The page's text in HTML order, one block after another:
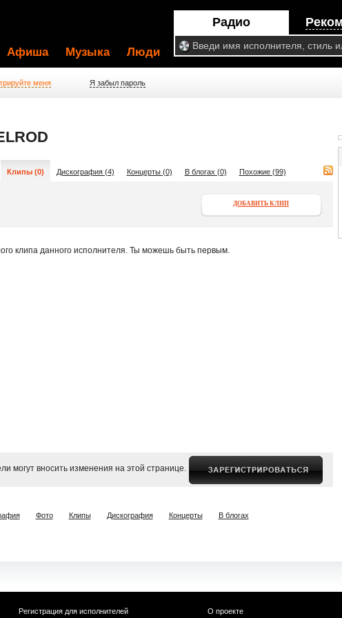
Радио
Афиша Музыка Люди
меня Я забыл пароль
Клипы (0) Дискография (4) Концерты (0) В блогах (0) Похожие (99)
ДОБАВИТЬ КЛИП
клипа данного исполнителя. Ты можешь быть первым.
могут вносить изменения на этой странице.
Фото Клипы Дискография Концерты В блогах
Регистрация для исполнителей
О проекте